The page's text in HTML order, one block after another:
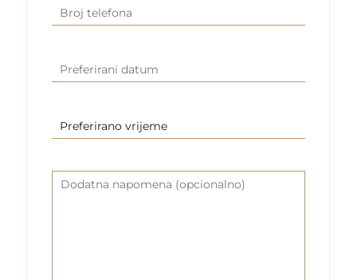
Broj
telefona
(Required)
Preferirani
DD
slash
Preferirano
Dodatna
napomena